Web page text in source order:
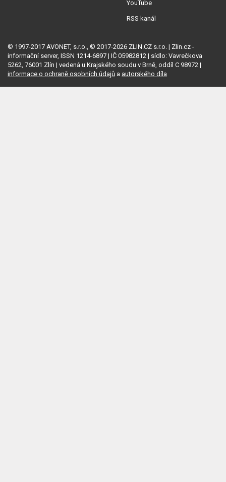
YouTube
RSS kanál
© 1997-2017 AVONET, s.r.o., © 2017-2026 ZLIN.CZ s.r.o. | Zlin.cz -
informační server, ISSN 1214-6897 | IČ 05982812 | sídlo: Vavrečkova
5262, 76001 Zlín | vedená u Krajského soudu v Brně, oddíl C 98972 |
informace o ochraně osobních údajů a autorského díla